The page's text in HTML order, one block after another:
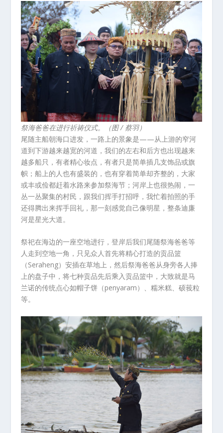
祭海爸爸在进行祈祷仪式。（图 / 蔡羽）
尾随主船朝海口进发，一路上的景象是——从上游的窄河
道到下游越来越宽的河道，我们的左右和后方也出现越来
越多船只，有者精心妆点，有者只是简单插几支饰品或旗
帜；船上的人也有盛装的，也有穿着简单却齐整的，大家
或丰或俭都赶着水路来参加祭海节；河岸上也很热闹，一
丛一丛聚集的村民，跟我们挥手打招呼，我忙着拍照的手
还得腾出来挥手回礼，那一刻感觉自己像明星，整条迪廉
河是星光大道。
祭祀在海边的一座空地进行，登岸后我们尾随祭海爸爸等
人走到空地一角，只见众人首先将精心打造的贡品篮
（Seraheng）安插在草地上，然后祭海爸爸从身旁各人捧
上的盘子中，将七种贡品先后乘入贡品篮中，大致就是马
兰诺的传统点心如帽子饼（penyaram）、糯米糕、硕莪粒
等。